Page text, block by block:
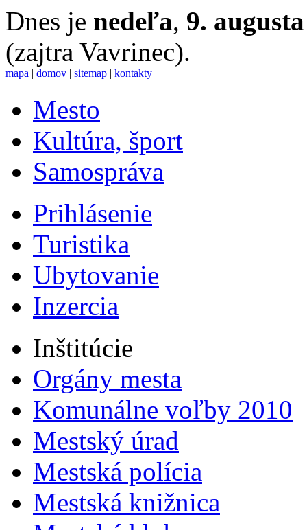
Dnes je nedeľa, 9.
(zajtra Vavrinec).
mapa | domov | sitemap | kontakty
Mesto
Kultúra, šport
Samospráva
Prihlásenie
Turistika
Ubytovanie
Inzercia
Inštitúcie
Orgány mesta
Komunálne voľby 2010
Mestský úrad
Mestská polícia
Mestská knižnica